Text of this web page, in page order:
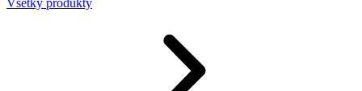
Všetky produkty